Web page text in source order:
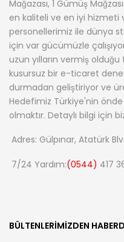
Mağazası, 1 Gümüş
en kaliteli ve en iyi hizmeti
personellerimiz ile dünya
için var gücümüzle
uzun yılların vermiş
kusursuz bir e-ticaret
durmadan geliştiriyor ve
Hedefimiz Türkiye'nin
olmaktır. Detaylı bilgi için
Adres: Gülpınar, Atatürk
7/24 Yardım:(0544) 417
BÜLTENLERIMIZDEN